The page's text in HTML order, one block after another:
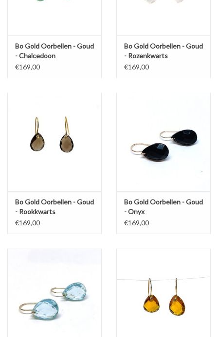
Bo Gold Oorbellen - Goud
- Chalcedoon
€169,00
Bo Gold Oorbellen - Goud
- Rozenkwarts
€169,00
Bo Gold Oorbellen - Goud
- Rookkwarts
€169,00
Bo Gold Oorbellen - Goud
- Onyx
€169,00